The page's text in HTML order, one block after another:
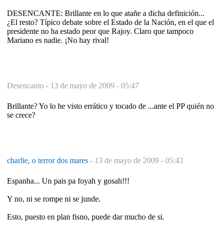
DESENCANTE: Brillante en lo que atañe a dicha definición...
¿El resto? Típico debate sobre el Estado de la Nación, en el que el
presidente no ha estado peor que Rajoy. Claro que tampoco
Mariano es nadie. ¡No hay rival!
Desencanto - 13 de mayo de 2009 - 05:47
Brillante? Yo lo he visto errático y tocado de ...ante el PP quién no
se crece?
charlie, o terror dos mares - 13 de mayo de 2009 - 05:43
Espanha... Un pais pa foyah y gosah!!!
Y no, ni se rompe ni se junde.
Esto, puesto en plan fisno, puede dar mucho de si.